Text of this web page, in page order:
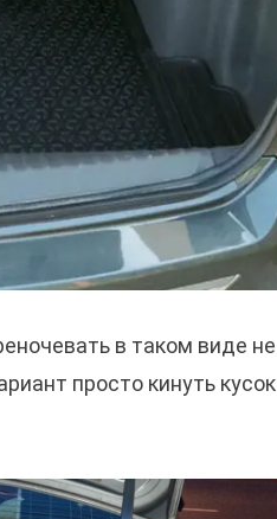
в таком виде не
просто кинуть кусок